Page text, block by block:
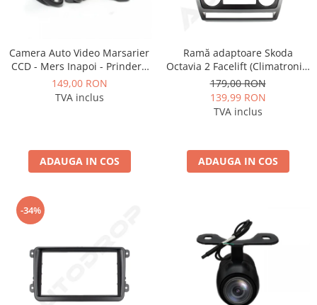
Camera Auto Video Marsarier
CCD - Mers Inapoi - Prindere
Standard - AD-BGCM1
149,00 RON
TVA inclus
ADAUGA IN COS
Ramă adaptoare Skoda
Octavia 2 Facelift (Climatronic)
2009-2013 - fațetă 213×133
(RNS 510 / RCD 330), montaj
dedicat
179,00 RON
139,99 RON
TVA inclus
ADAUGA IN COS
-34%